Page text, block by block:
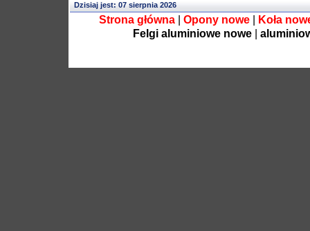
Dzisiaj jest: 07 sierpnia 2026
Strona główna| Opony nowe|
Koła
Felgi aluminiowe nowe|